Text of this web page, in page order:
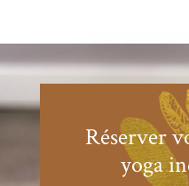
Réserver
yoga